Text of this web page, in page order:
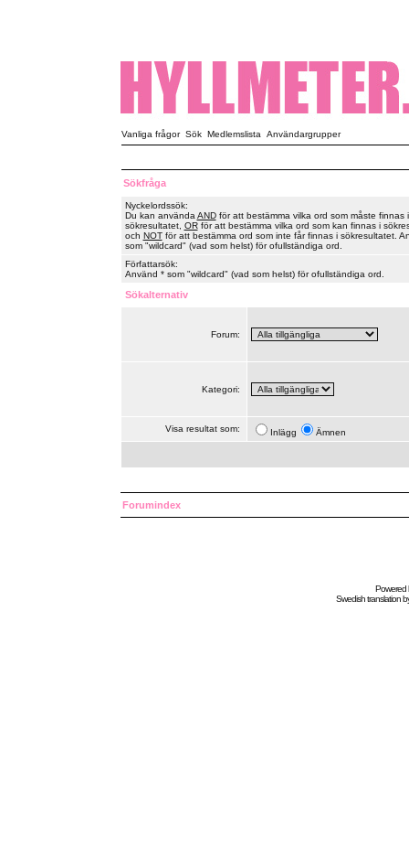
Vanliga frågor Sök Medlemslista Användargrupper
Sökfråga
Nyckelordssök:
Du kan använda ANDför att bestämma vilka ord som måste finnas i
sökresultatet, ORför att bestämma vilka ord som kan finnas i
och NOTför att bestämma ord som inte får finnas i sökresultatet.
som "wildcard" (vad som helst) för ofullständiga ord.
Författarsök:
Använd * som "wildcard" (vad som helst) för ofullständiga ord.
Sökalternativ
Forum:
Kategori:
Visa resultat som: Inlägg Ämnen
Forumindex
Powered
Swedishtranslation